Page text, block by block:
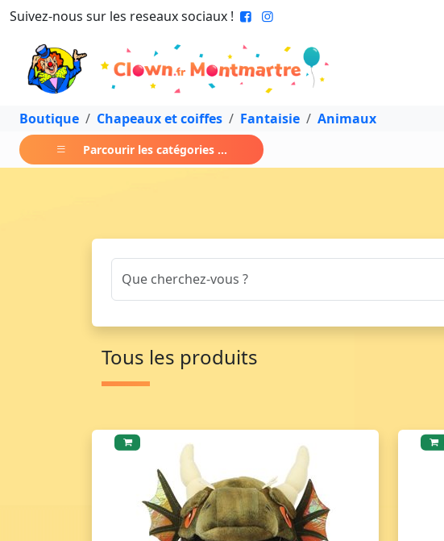
Suivez-nous sur les reseaux sociaux !
Boutique Chapeaux et coiffes Fantaisie Animaux
Parcourir les catégories ...
Tous les produits